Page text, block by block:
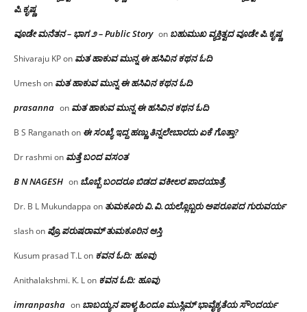
ಪಿ.ಕೃಷ್ಣ
ವೂಡೇ ಮನೆತನ – ಭಾಗ ೨ – Public Story on ಬಹುಮುಖ ವ್ಯಕ್ತಿತ್ವದ ವೂಡೇ ಪಿ.ಕೃಷ್ಣ
Shivaraju KPon ಮತ ಹಾಕುವ ಮುನ್ನ ಈ ಹಸಿವಿನ ಕಥನ ಓದಿ
Umeshon ಮತ ಹಾಕುವ ಮುನ್ನ ಈ ಹಸಿವಿನ ಕಥನ ಓದಿ
prasanna on ಮತ ಹಾಕುವ ಮುನ್ನ ಈ ಹಸಿವಿನ ಕಥನ ಓದಿ
B S Ranganathon ಈ ಸಂಖ್ಯೆ ಇದ್ದ ಹಣ್ಣು ತಿನ್ನಲೇಬಾರದು ಏಕೆ ಗೊತ್ತಾ?
Dr rashmi on ಮತ್ತೆ ಬಂದ ವಸಂತ
B N NAGESH on ಬೊಬ್ಬೆ ಬಂದರೂ ಬಿಡದ ವಕೀಲರ ಪಾದಯಾತ್ರೆ
Dr. B L Mukundappa on ತುಮಕೂರು‌ ವಿ.ವಿ.ಯಲ್ಲೊಬ್ಬರು ಅಪರೂಪದ ಗುರುವರ್ಯ
slashon ಪ್ರೊ.ಪರುಷರಾಮ್ ತುಮಕೂರಿನ ಆಸ್ತಿ
Kusum prasad T.Lon ಕವನ ಓದಿ: ಹೂವು
Anithalakshmi. K. Lon ಕವನ ಓದಿ: ಹೂವು
imranpasha on ಬಾಬಯ್ಯನ ಪಾಳ್ಯ ಹಿಂದೂ ಮುಸ್ಲಿಮ್ ಭಾವೈಕ್ಯತೆಯ ಸೌಂದರ್ಯ